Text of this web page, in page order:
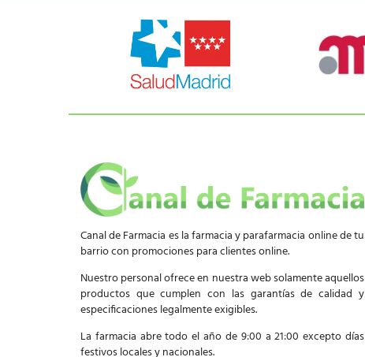
Canal de Farmacia es la farmacia y parafarmacia online de tu
barrio con promociones para clientes online.
Nuestro personal ofrece en nuestra web solamente aquellos
productos que cumplen con las garantías de calidad y
especificaciones legalmente exigibles.
La farmacia abre todo el año de 9:00 a 21:00 excepto días
festivos locales y nacionales.